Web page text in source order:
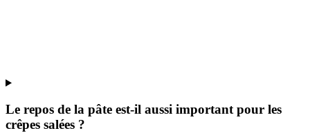
Le repos de la pâte est-il aussi important pour les
crêpes salées ?